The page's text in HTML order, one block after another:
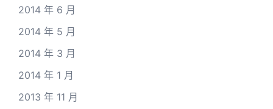
2014 年 6 月
2014 年 5 月
2014 年 3 月
2014 年 1 月
2013 年 11 月